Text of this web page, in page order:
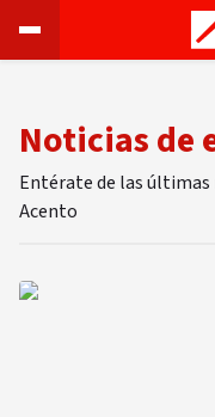
Noticias de
Entérate de las últimas
Acento